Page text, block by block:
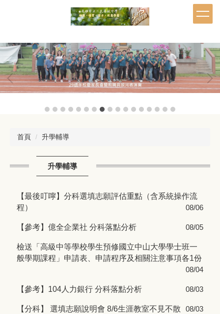
內
容
區
首頁 升學輔導
升學輔導
【最後叮嚀】分科選填志願評估重點（含系統操作流
程）
08/06
【參考】億全企業社 分科落點分析 08/05
檢送「高級中等學校學生預修國立中山大學學士班一
般學期課程」申請表、申請程序及相關注意事項各1份
08/04
【參考】104人力銀行 分科落點分析 08/03
【分科】 選填志願說明會 8/6生涯教室不見不散 08/03